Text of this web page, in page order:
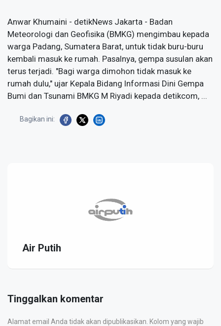
Anwar Khumaini - detikNews Jakarta - Badan
Meteorologi dan Geofisika (BMKG) mengimbau kepada
warga Padang, Sumatera Barat, untuk tidak buru-buru
kembali masuk ke rumah. Pasalnya, gempa susulan akan
terus terjadi. "Bagi warga dimohon tidak masuk ke
rumah dulu," ujar Kepala Bidang Informasi Dini Gempa
Bumi dan Tsunami BMKG M Riyadi kepada detikcom, ...
Bagikan ini:
Air Putih
Tinggalkan komentar
Alamat email Anda tidak akan dipublikasikan. Kolom yang wajib